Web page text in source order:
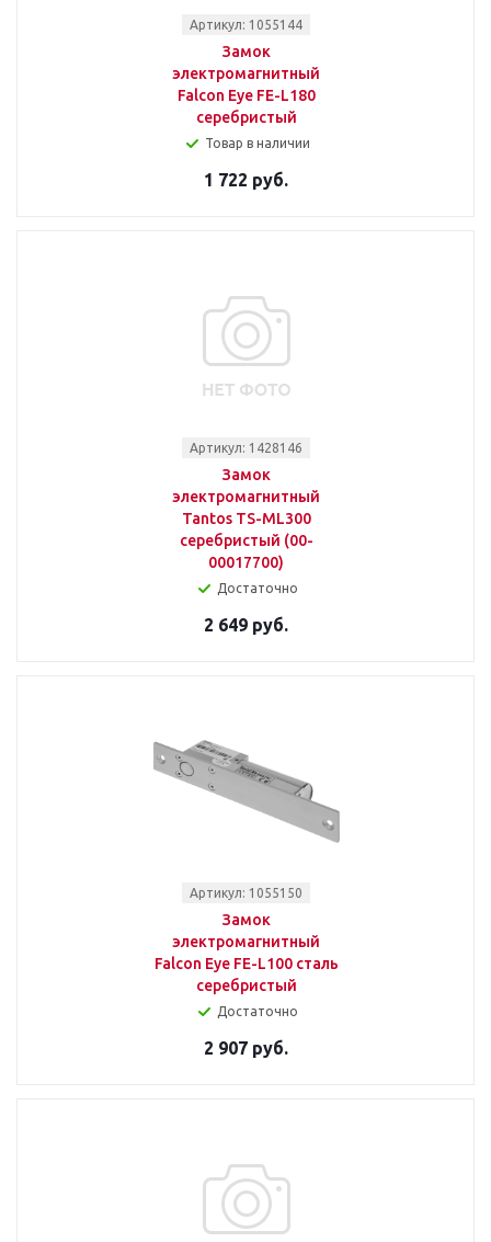
Артикул: 1055144
Замок
электромагнитный
Falcon Eye FE-L180
серебристый
Товар в наличии
1 722 руб.
Артикул: 1428146
Замок
электромагнитный
Tantos TS-ML300
серебристый (00-
00017700)
Достаточно
2 649 руб.
Артикул: 1055150
Замок
электромагнитный
Falcon Eye FE-L100 сталь
серебристый
Достаточно
2 907 руб.